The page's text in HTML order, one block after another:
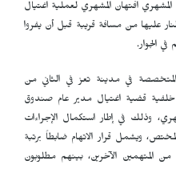
افتهان المشهري لعملية اغتيال
عليها من مسافة قريبة قبل أن يفروا
الجوار.
في مدينة تعز في الثاني من
باتهام 13 شخصاً على خلفية قضية اغتيال مدير عام صندوق
وذلك في إطار استكمال الإجراءات
ويشمل قرار الاتهام ضابطاً برتبة
جانب عدد من المتهمين الآخرين، بينهم مطلوبون